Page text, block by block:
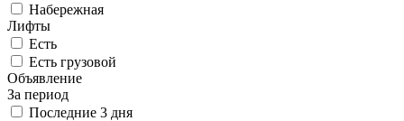
Набережная
Лифты
Есть
Есть грузовой
Объявление
За период
Последние 3 дня